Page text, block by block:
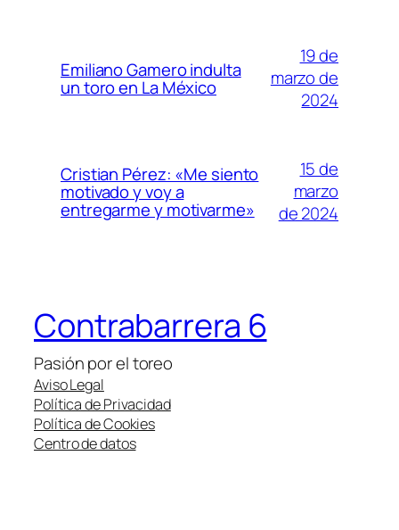
Emiliano Gamero indulta
un toro en La México
19 de
marzo de
2024
Cristian Pérez: «Me siento
motivado y voy a
entregarme y motivarme»
15 de
marzo
de 2024
Contrabarrera 6
Pasión por el toreo
Aviso Legal
Política de Privacidad
Política de Cookies
Centro de datos